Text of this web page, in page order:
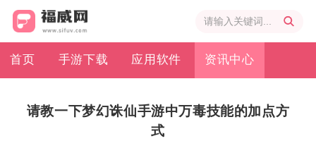
首页 手游下载 应用软件 资讯中心
请教一下梦幻诛仙手游中万毒技能的加点方
式